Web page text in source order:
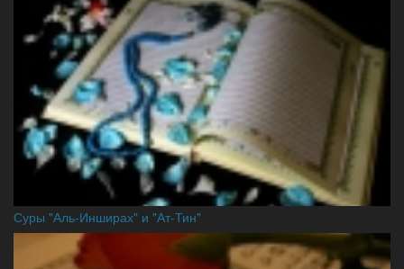
Суры "Аль-Инширах" и "Ат-Тин"